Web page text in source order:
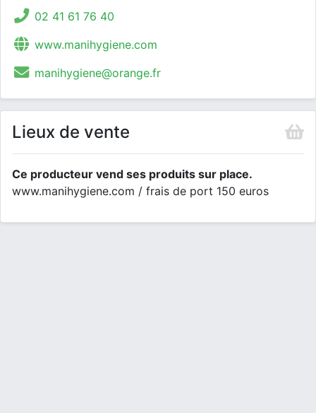
02 41 61 76 40
www.manihygiene.com
manihygiene@orange.fr
Lieux de vente
Ce producteur vend ses produits sur place.
www.manihygiene.com / frais de port 150 euros